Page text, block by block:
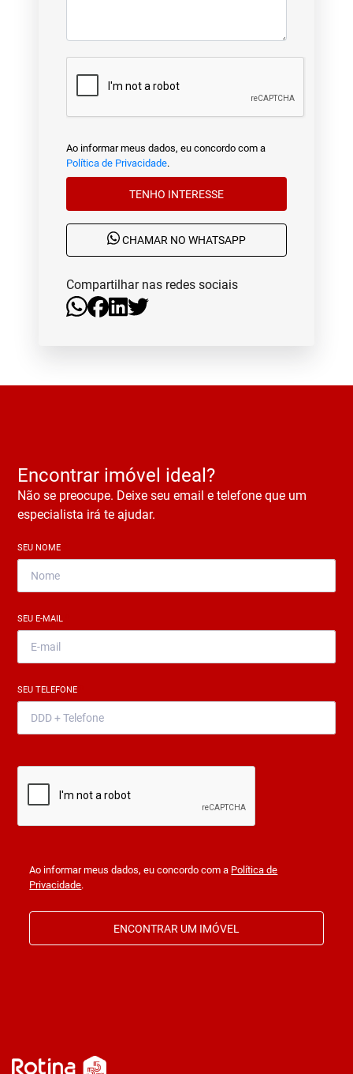
Ao informar meus dados, eu concordo com a
Política de Privacidade.
TENHO INTERESSE
CHAMAR NO WHATSAPP
Compartilhar nas redes sociais
Encontrar imóvel ideal?
Não se preocupe. Deixe seu email e telefone que um
especialista irá te ajudar.
SEU NOME
SEU E-MAIL
SEU TELEFONE
Ao informar meus dados, eu concordo com a Política de
Privacidade.
ENCONTRAR UM IMÓVEL